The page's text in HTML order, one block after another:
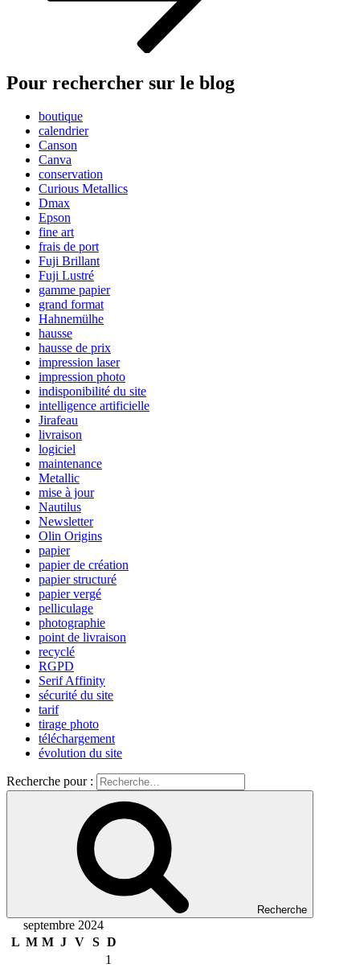
Pour rechercher sur le blog
boutique
calendrier
Canson
Canva
conservation
Curious Metallics
Dmax
Epson
fine art
frais de port
Fuji Brillant
Fuji Lustré
gamme papier
grand format
Hahnemülhe
hausse
hausse de prix
impression laser
impression photo
indisponibilité du site
intelligence artificielle
Jirafeau
livraison
logiciel
maintenance
Metallic
mise à jour
Nautilus
Newsletter
Olin Origins
papier
papier de création
papier structuré
papier vergé
pelliculage
photographie
point de livraison
recyclé
RGPD
Serif Affinity
sécurité du site
tarif
tirage photo
téléchargement
évolution du site
Recherche pour :
Recherche
septembre 2024
L M M J V S D
1